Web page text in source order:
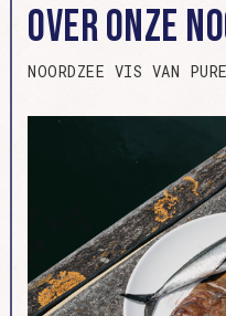
Over onze
NOORDZEE VIS VAN